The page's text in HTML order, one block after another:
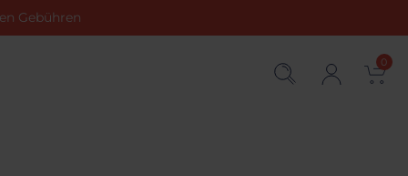
Gebühren
0